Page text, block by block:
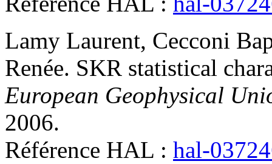
Lamy Laurent, Cecconi
Renée. SKR statistical
European Geophysical
2006.
Référence HAL : hal-